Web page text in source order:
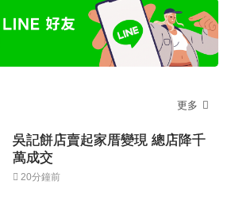
更多
吳記餅店賣起家厝變現 總店降千
萬成交
20分鐘前